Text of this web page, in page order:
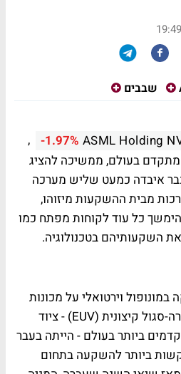
שבבים
ASML Holding
-1.97%
,
המתקדם בעולם, ממשיכה להציג
איבדה כמעט שליש מערכה
מבית ההשקעות מיזוהו,
כל עוד לקוחות מפתח כמו
השקעותיהם בטכנולוגיה.
וירטואלי על מכונות
הליתוגרפיה בקרינת אולטרה-סגול קיצונית (EUV) - ציוד
ביותר בעולם - הייתה בעבר
ביותר להשקעה בתחום